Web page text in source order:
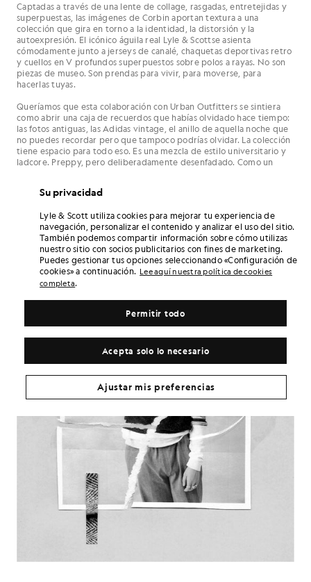
Captadas a través de una lente de collage, rasgadas, entretejidas y
superpuestas, las imágenes de Corbin aportan textura a una
colección que gira en torno a la identidad, la distorsión y la
autoexpresión. El icónico águila real Lyle & Scottse asienta
cómodamente junto a jerseys de canalé, chaquetas deportivas retro
y cuellos en V profundos superpuestos sobre polos a rayas. No son
piezas de museo. Son prendas para vivir, para moverse, para
hacerlas tuyas.
Queríamos que esta colaboración con Urban Outfitters se sintiera
como abrir una caja de recuerdos que habías olvidado hace tiempo:
las fotos antiguas, las Adidas vintage, el anillo de aquella noche que
no puedes recordar pero que tampoco podrías olvidar. La colección
tiene espacio para todo eso. Es una mezcla de estilo universitario y
ladcore. Preppy, pero deliberadamente desenfadado. Como un
Su privacidad
Lyle & Scott utiliza cookies para mejorar tu experiencia de
navegación, personalizar el contenido y analizar el uso del sitio.
También podemos compartir información sobre cómo utilizas
nuestro sitio con socios publicitarios con fines de marketing.
Puedes gestionar tus opciones seleccionando «Configuración de
cookies» a continuación. Lee aquí nuestra política de cookies
completa.
Acepta solo lo necesario
Permitir todo
Ajustar mis preferencias